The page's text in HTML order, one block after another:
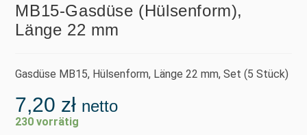
MB15-Gasdüse (Hülsenform),
Länge 22 mm
Gasdüse MB15, Hülsenform, Länge 22 mm, Set (5 Stück)
7,20 zł netto
230 vorrätig